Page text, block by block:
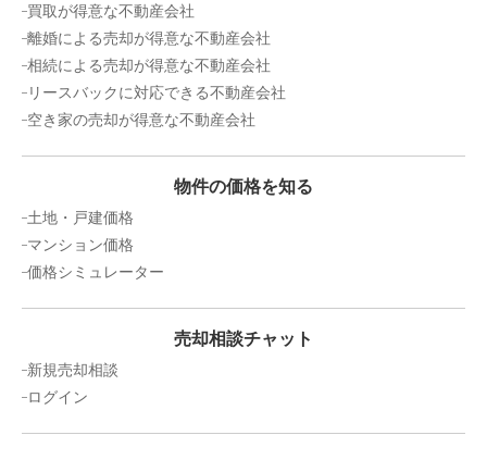
買取が得意な不動産会社
離婚による売却が得意な不動産会社
相続による売却が得意な不動産会社
リースバックに対応できる不動産会社
空き家の売却が得意な不動産会社
物件の価格を知る
土地・戸建価格
マンション価格
価格シミュレーター
売却相談チャット
新規売却相談
ログイン